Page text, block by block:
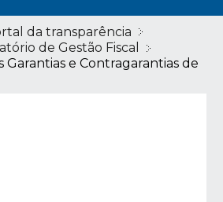
da transparência
de Gestão Fiscal
Garantias e Contragarantias de